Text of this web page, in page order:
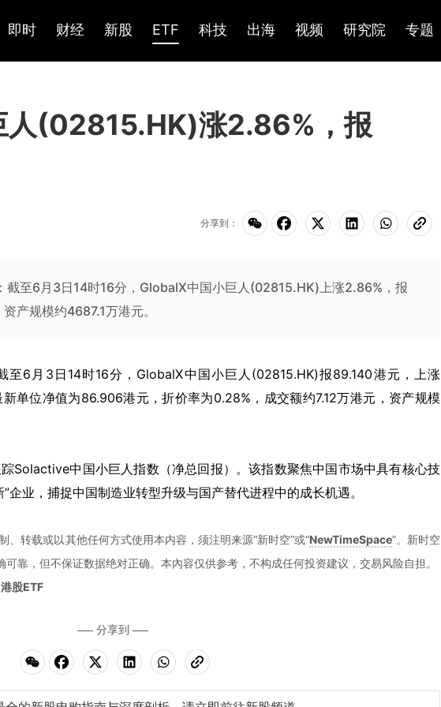
即时 财经 新股 ETF 科技 出海 视频 研究院 专题
人(02815.HK)涨2.86%，报
分享到：
至6月3日14时16分，GlobalX中国小巨人(02815.HK)上涨2.86%，报
产规模约4687.1万港元。
至6月3日14时16分，GlobalX中国小巨人(02815.HK)报89.140港元，上涨
单位净值为86.906港元，折价率为0.28%，成交额约7.12万港元，资产规模
Solactive中国小巨人指数（净总回报）。该指数聚焦中国市场中具有核心技
企业，捕捉中国制造业转型升级与国产替代进程中的成长机遇。
、转载或以其他任何方式使用本内容，须注明来源“新时空”或“NewTimeSpace”。新时空
靠，但不保证数据绝对正确。本內容仅供参考，不构成任何投资建议，交易风险自担。
港股ETF
分享到